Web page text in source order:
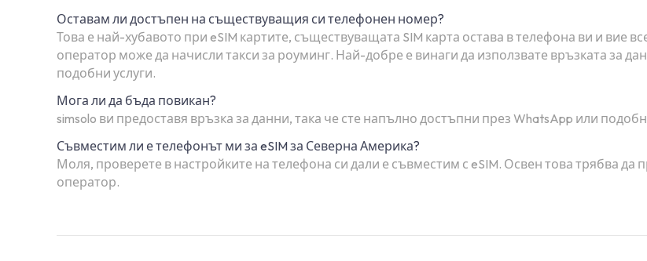
Оставам ли достъпен на съществуващия си телефонен номер?
Това е най-хубавото при eSIM картите, съществуващата SIM карта остава в телефона ви и вие
оператор може да начисли такси за роуминг. Най-добре е винаги да използвате връзката за
подобни услуги.
Мога ли да бъда повикан?
simsolo ви предоставя връзка за данни, така че сте напълно достъпни през WhatsApp или
Съвместим ли е телефонът ми за eSIM за Северна Америка?
Моля, проверете в настройките на телефона си дали е съвместим с eSIM. Освен това трябва
оператор.